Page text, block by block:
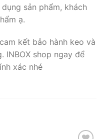
sản phẩm, khách
ạ.
kết bảo hành keo và
INBOX shop ngay để
xác nhé